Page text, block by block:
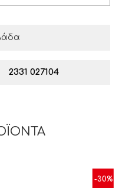
2331 027104
-30%